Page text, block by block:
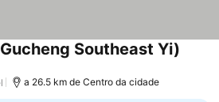
Southeast Yi)
a 26.5 km de Centro da cidade